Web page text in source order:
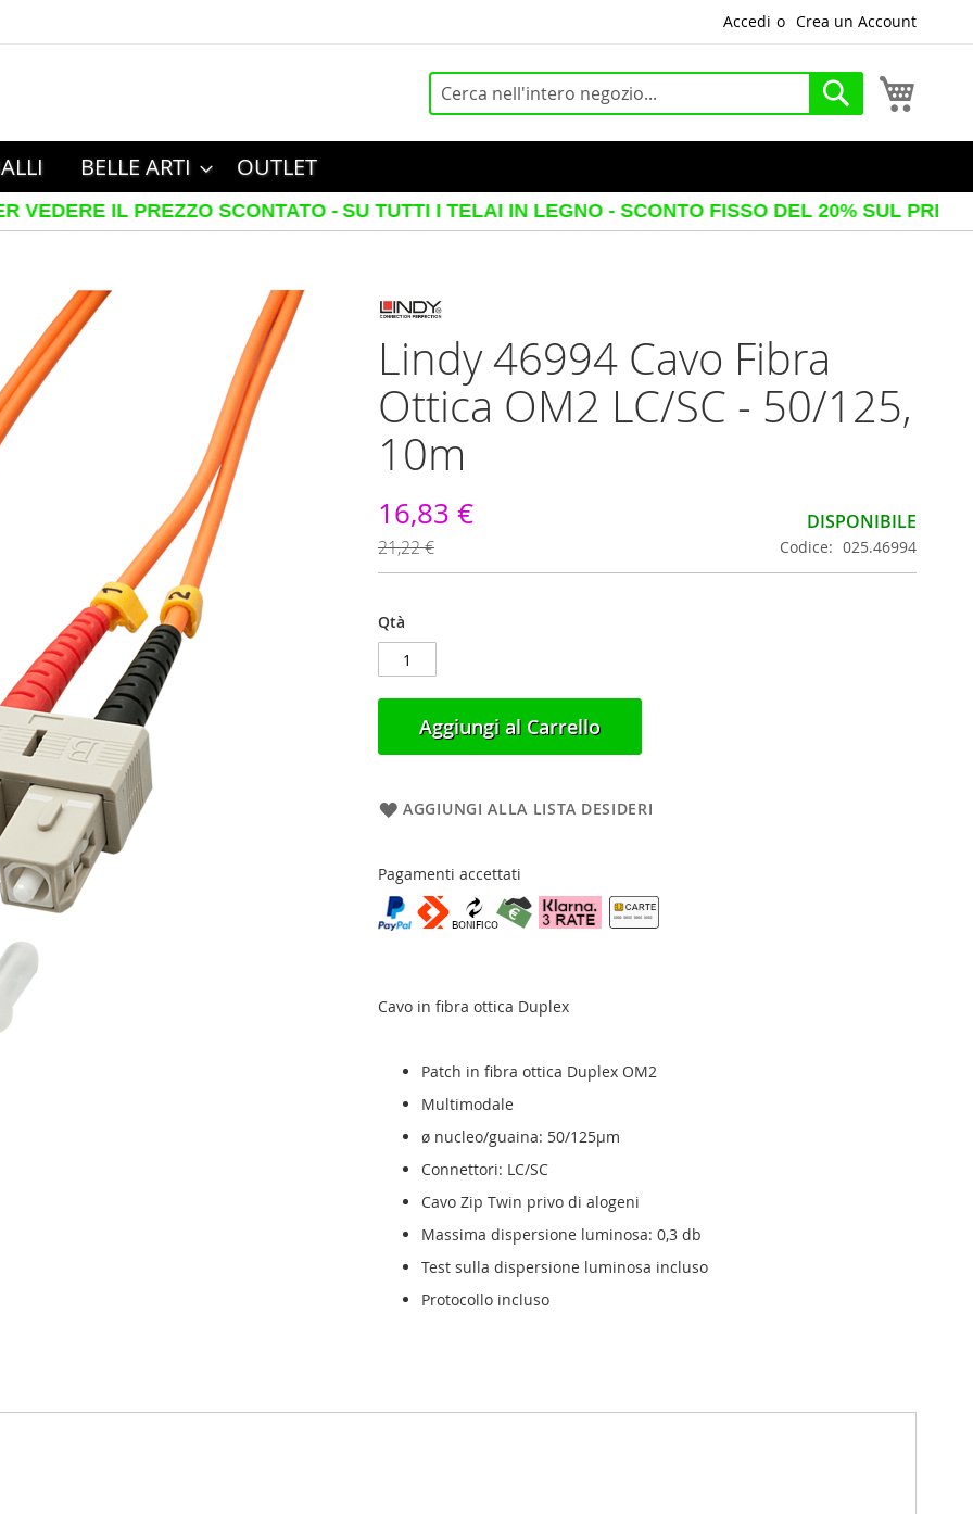
Accedi Crea un Account
Cerca
Cerca
BELLE ARTI OUTLET
IL PREZZO SCONTATO - SU TUTTI I TELAI IN LEGNO - SCONTO FISSO DEL 20% SUL PREZZO
Lindy 46994 Cavo Fibra
Ottica OM2 LC/SC - 50/125,
10m
16,83 €
21,22 €
DISPONIBILE
Codice 025.46994
Qtà
Aggiungi al Carrello
AGGIUNGI ALLA LISTA DESIDERI
Pagamenti accettati
Cavo in fibra ottica Duplex
Patch in fibra ottica Duplex OM2
Multimodale
ø nucleo/guaina: 50/125µm
Connettori: LC/SC
Cavo Zip Twin privo di alogeni
Massima dispersione luminosa: 0,3 db
Test sulla dispersione luminosa incluso
Protocollo incluso